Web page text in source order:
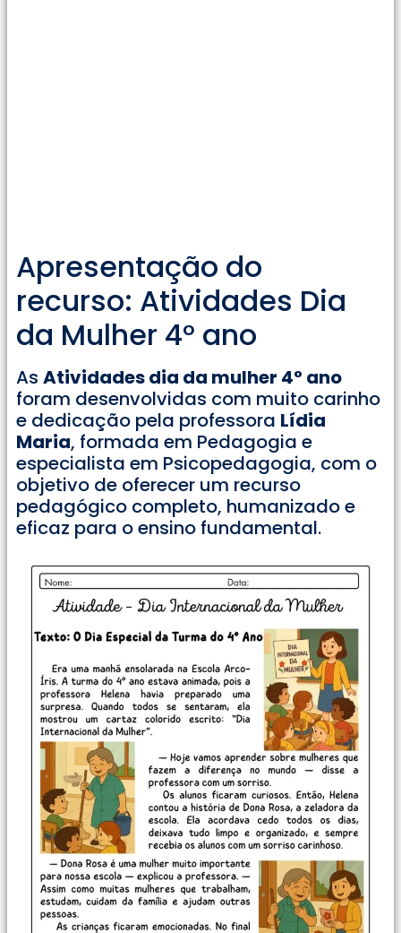
Apresentação do
recurso: Atividades Dia
da Mulher 4° ano
As Atividades dia da mulher 4° ano
foram desenvolvidas com muito carinho
e dedicação pela professora Lídia
Maria, formada em Pedagogia e
especialista em Psicopedagogia, com o
objetivo de oferecer um recurso
pedagógico completo, humanizado e
eficaz para o ensino fundamental.